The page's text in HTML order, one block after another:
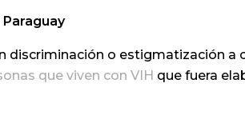
discriminación o estigmatización
que viven con VIH que fuera